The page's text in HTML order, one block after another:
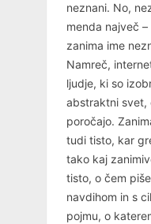
neznani. No,
menda največ
zanima ime
Namreč,
ljudje, ki so
abstraktni svet,
poročajo.
tudi tisto, kar
tako kaj
tisto, o čem
navdihom in s
pojmu, o